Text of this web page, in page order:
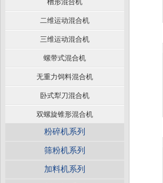
槽形混合机
二维运动混合机
三维运动混合机
螺带式混合机
无重力饲料混合机
卧式犁刀混合机
双螺旋锥形混合机
粉碎机系列
筛粉机系列
加料机系列